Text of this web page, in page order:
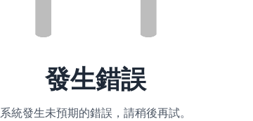
發生錯誤
系統發生未預期的錯誤，請稍後再試。